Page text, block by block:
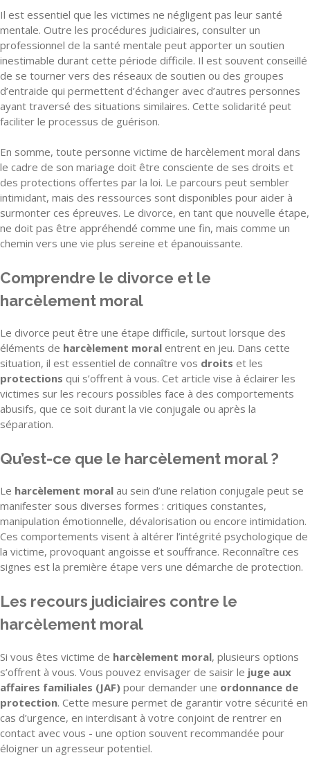
Il est essentiel que les victimes ne négligent pas leur santé
mentale. Outre les procédures judiciaires, consulter un
professionnel de la santé mentale peut apporter un soutien
inestimable durant cette période difficile. Il est souvent conseillé
de se tourner vers des réseaux de soutien ou des groupes
d’entraide qui permettent d’échanger avec d’autres personnes
ayant traversé des situations similaires. Cette solidarité peut
faciliter le processus de guérison.
En somme, toute personne victime de harcèlement moral dans
le cadre de son mariage doit être consciente de ses droits et
des protections offertes par la loi. Le parcours peut sembler
intimidant, mais des ressources sont disponibles pour aider à
surmonter ces épreuves. Le divorce, en tant que nouvelle étape,
ne doit pas être appréhendé comme une fin, mais comme un
chemin vers une vie plus sereine et épanouissante.
Comprendre le divorce et le
harcèlement moral
Le divorce peut être une étape difficile, surtout lorsque des
éléments de harcèlement moral entrent en jeu. Dans cette
situation, il est essentiel de connaître vos droits et les
protections qui s’offrent à vous. Cet article vise à éclairer les
victimes sur les recours possibles face à des comportements
abusifs, que ce soit durant la vie conjugale ou après la
séparation.
Qu’est-ce que le harcèlement moral ?
Le harcèlement moral au sein d’une relation conjugale peut se
manifester sous diverses formes : critiques constantes,
manipulation émotionnelle, dévalorisation ou encore intimidation.
Ces comportements visent à altérer l’intégrité psychologique de
la victime, provoquant angoisse et souffrance. Reconnaître ces
signes est la première étape vers une démarche de protection.
Les recours judiciaires contre le
harcèlement moral
Si vous êtes victime de harcèlement moral, plusieurs options
s’offrent à vous. Vous pouvez envisager de saisir le juge aux
affaires familiales (JAF) pour demander une ordonnance de
protection. Cette mesure permet de garantir votre sécurité en
cas d’urgence, en interdisant à votre conjoint de rentrer en
contact avec vous - une option souvent recommandée pour
éloigner un agresseur potentiel.